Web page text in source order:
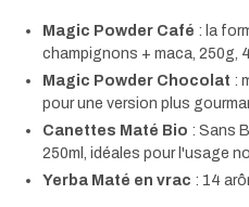
Magic Powder Café : la
champignons + maca, 250g,
Magic Powder Chocolat :
pour une version plus
Canettes Maté Bio : Sans
250ml, idéales pour l'usage
Yerba Maté en vrac : 14